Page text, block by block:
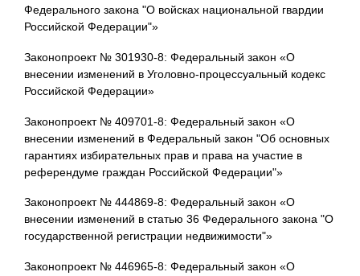
Федерального закона "О войсках национальной гвардии
Российской Федерации"»
Законопроект № 301930-8: Федеральный закон «О
внесении изменений в Уголовно-процессуальный кодекс
Российской Федерации»
Законопроект № 409701-8: Федеральный закон «О
внесении изменений в Федеральный закон "Об основных
гарантиях избирательных прав и права на участие в
референдуме граждан Российской Федерации"»
Законопроект № 444869-8: Федеральный закон «О
внесении изменений в статью 36 Федерального закона "О
государственной регистрации недвижимости"»
Законопроект № 446965-8: Федеральный закон «О